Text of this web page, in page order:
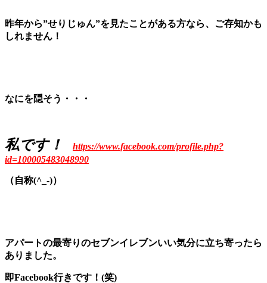
昨年から”せりじゅん”を見たことがある方なら、ご存知かも
しれません！
なにを隠そう・・・
私です！
https://www.facebook.com/profile.php?
id=100005483048990
（自称(^_-)）
アパートの最寄りのセブンイレブンいい気分に立ち寄ったら
ありました。
即Facebook行きです！(笑)